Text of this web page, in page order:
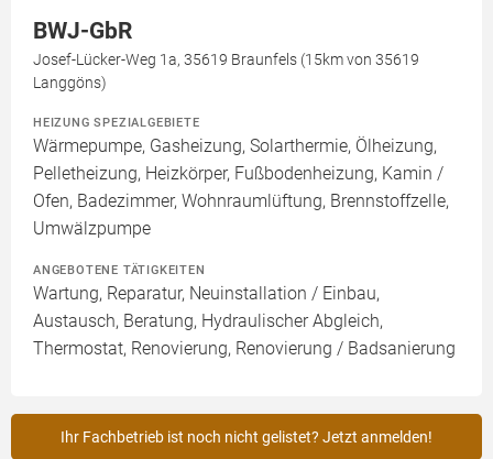
BWJ-GbR
Josef-Lücker-Weg 1a, 35619 Braunfels (15km von 35619
Langgöns)
HEIZUNG SPEZIALGEBIETE
Wärmepumpe, Gasheizung, Solarthermie, Ölheizung,
Pelletheizung, Heizkörper, Fußbodenheizung, Kamin /
Ofen, Badezimmer, Wohnraumlüftung, Brennstoffzelle,
Umwälzpumpe
ANGEBOTENE TÄTIGKEITEN
Wartung, Reparatur, Neuinstallation / Einbau,
Austausch, Beratung, Hydraulischer Abgleich,
Thermostat, Renovierung, Renovierung / Badsanierung
Ihr Fachbetrieb ist noch nicht gelistet? Jetzt anmelden!